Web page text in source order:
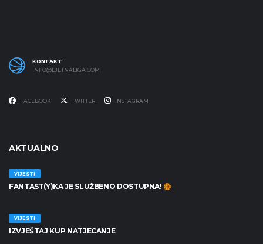
KONTAKT
INFO@LJETNALIGA.COM
FACEBOOK TWITTER INSTAGRAM
AKTUALNO
VIJESTI
FANTAST(Y)KA JE SLUŽBENO DOSTUPNA!
VIJESTI
IZVJEŠTAJ KUP NATJECANJE